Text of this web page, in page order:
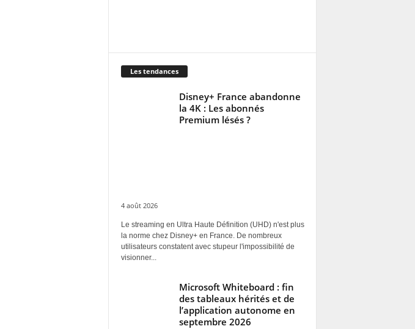
Les tendances
Disney+ France abandonne
la 4K : Les abonnés
Premium lésés ?
4 août 2026
Le streaming en Ultra Haute Définition (UHD) n'est plus
la norme chez Disney+ en France. De nombreux
utilisateurs constatent avec stupeur l'impossibilité de
visionner...
Microsoft Whiteboard : fin
des tableaux hérités et de
l’application autonome en
septembre 2026